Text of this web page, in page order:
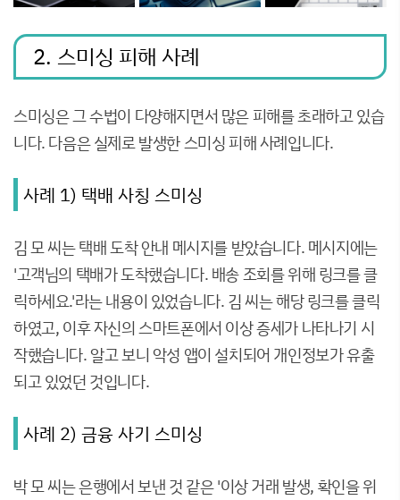
2. 스미싱 피해 사례
스미싱은 그 수법이 다양해지면서 많은 피해를 초래하고 있습
니다. 다음은 실제로 발생한 스미싱 피해 사례입니다.
사례 1) 택배 사칭 스미싱
김 모 씨는 택배 도착 안내 메시지를 받았습니다. 메시지에는
'고객님의 택배가 도착했습니다. 배송 조회를 위해 링크를 클
릭하세요.'라는 내용이 있었습니다. 김 씨는 해당 링크를 클릭
하였고, 이후 자신의 스마트폰에서 이상 증세가 나타나기 시
작했습니다. 알고 보니 악성 앱이 설치되어 개인정보가 유출
되고 있었던 것입니다.
사례 2) 금융 사기 스미싱
박 모 씨는 은행에서 보낸 것 같은 '이상 거래 발생, 확인을 위